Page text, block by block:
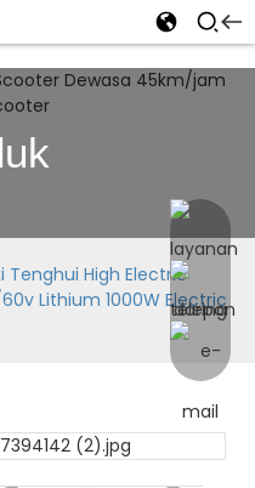
Tenghui High Electric
Lithium 1000W Electric